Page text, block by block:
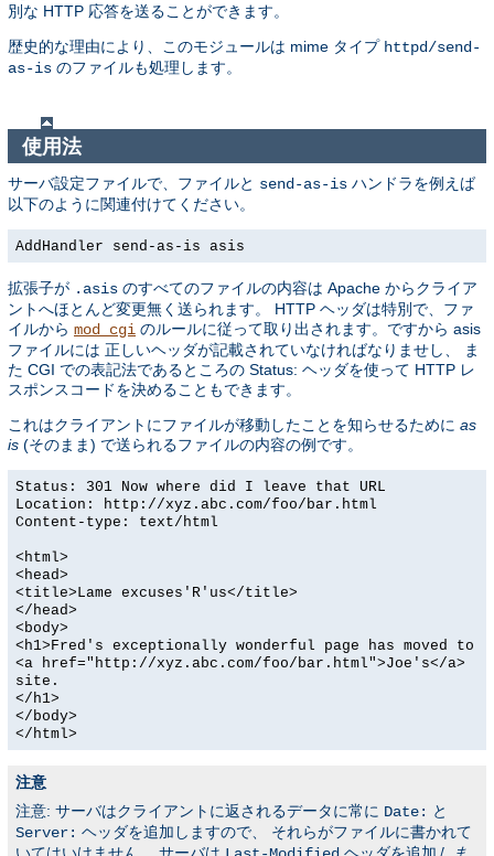
別な HTTP 応答を送ることができます。
歴史的な理由により、このモジュールは mime タイプ httpd/send-
as-is のファイルも処理します。
使用法
サーバ設定ファイルで、ファイルと send-as-is ハンドラを例えば
以下のように関連付けてください。
AddHandler send-as-is asis
拡張子が .asis のすべてのファイルの内容は Apache からクライア
ントへほとんど変更無く送られます。 HTTP ヘッダは特別で、ファ
イルから mod_cgi のルールに従って取り出されます。ですから asis
ファイルには 正しいヘッダが記載されていなければなりませし、 ま
た CGI での表記法であるところの Status: ヘッダを使って HTTP レ
スポンスコードを決めることもできます。
これはクライアントにファイルが移動したことを知らせるために as
is (そのまま) で送られるファイルの内容の例です。
Status: 301 Now where did I leave that URL
Location: http://xyz.abc.com/foo/bar.html
Content-type: text/html
<html>
<head>
<title>Lame excuses'R'us</title>
</head>
<body>
<h1>Fred's exceptionally wonderful page has moved to
<a href="http://xyz.abc.com/foo/bar.html">Joe's</a>
site.
</h1>
</body>
</html>
注意
注意: サーバはクライアントに返されるデータに常に Date: と
Server: ヘッダを追加しますので、 それらがファイルに書かれて